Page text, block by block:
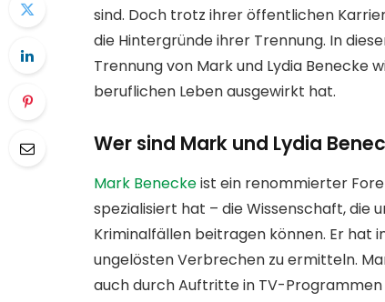
sind. Doch trotz ihrer öffentlichen
die Hintergründe ihrer Trennung. In
Trennung von Mark und Lydia Benecke
beruflichen Leben ausgewirkt hat.
Wer sind Mark und Lydia
Mark Beneckeist ein renommierter
spezialisiert hat – die Wissenschaft, die
Kriminalfällen beitragen können. Er hat
ungelösten Verbrechen zu ermitteln.
auch durch Auftritte in TV-Programmen